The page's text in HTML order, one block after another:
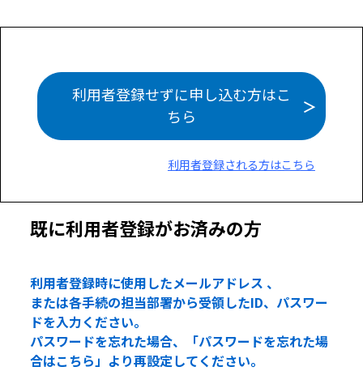
利用者登録せずに申し込む方はこ
ちら
利用者登録される方はこちら
既に利用者登録がお済みの方
利用者登録時に使用したメールアドレス 、
または各手続の担当部署から受領したID、パスワー
ドを入力ください。
パスワードを忘れた場合、「パスワードを忘れた場
合はこちら」より再設定してください。